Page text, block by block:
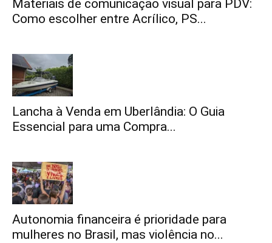
Materiais de comunicação visual para PDV:
Como escolher entre Acrílico, PS...
Lancha à Venda em Uberlândia: O Guia
Essencial para uma Compra...
Autonomia financeira é prioridade para
mulheres no Brasil, mas violência no...